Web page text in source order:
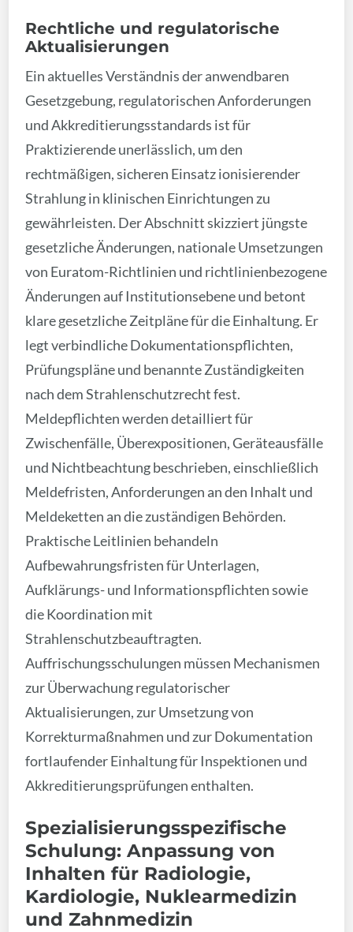
Rechtliche und regulatorische
Aktualisierungen
Ein aktuelles Verständnis der anwendbaren
Gesetzgebung, regulatorischen Anforderungen
und Akkreditierungsstandards ist für
Praktizierende unerlässlich, um den
rechtmäßigen, sicheren Einsatz ionisierender
Strahlung in klinischen Einrichtungen zu
gewährleisten. Der Abschnitt skizziert jüngste
gesetzliche Änderungen, nationale Umsetzungen
von Euratom-Richtlinien und richtlinienbezogene
Änderungen auf Institutionsebene und betont
klare gesetzliche Zeitpläne für die Einhaltung. Er
legt verbindliche Dokumentationspflichten,
Prüfungspläne und benannte Zuständigkeiten
nach dem Strahlenschutzrecht fest.
Meldepflichten werden detailliert für
Zwischenfälle, Überexpositionen, Geräteausfälle
und Nichtbeachtung beschrieben, einschließlich
Meldefristen, Anforderungen an den Inhalt und
Meldeketten an die zuständigen Behörden.
Praktische Leitlinien behandeln
Aufbewahrungsfristen für Unterlagen,
Aufklärungs- und Informationspflichten sowie
die Koordination mit
Strahlenschutzbeauftragten.
Auffrischungsschulungen müssen Mechanismen
zur Überwachung regulatorischer
Aktualisierungen, zur Umsetzung von
Korrekturmaßnahmen und zur Dokumentation
fortlaufender Einhaltung für Inspektionen und
Akkreditierungsprüfungen enthalten.
Spezialisierungsspezifische
Schulung: Anpassung von
Inhalten für Radiologie,
Kardiologie, Nuklearmedizin
und Zahnmedizin